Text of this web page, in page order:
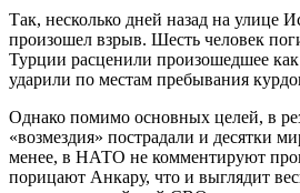
Так, несколько дней назад на улице
произошел взрыв. Шесть человек
Турции расценили произошедшее как
ударили по местам пребывания
Однако помимо основных целей, в
«возмездия» пострадали и десятки
менее, в НАТО не комментируют
порицают Анкару, что и выглядит